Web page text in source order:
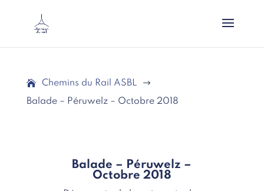
Chemins du Rail ASBL
$
Balade – Péruwelz – Octobre 2018
Balade – Péruwelz –
Octobre 2018